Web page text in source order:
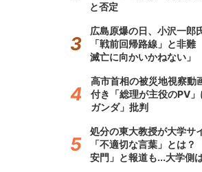
と否定
広島原爆の日、小沢一郎
「戦前回帰路線」と非
滅亡に向かいかねない」
高市首相の被災地視察
付き「総理が主役のPV
ガンダ」批判
処分の東大教授が大学サ
「不適切な言葉」とは
安門」と報道も...大学側